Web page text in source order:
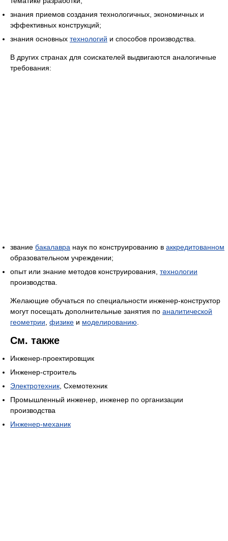
знания приемов создания технологичных, экономичных и
эффективных конструкций;
знания основных технологий и способов производства.
В других странах для соискателей выдвигаются аналогичные
требования:
звание бакалавра наук по конструированию в аккредитованном
образовательном учреждении;
опыт или знание методов конструирования, технологии
производства.
Желающие обучаться по специальности инженер-конструктор
могут посещать дополнительные занятия по аналитической
геометрии, физике и моделированию.
См. также
Инженер-проектировщик
Инженер-строитель
Электротехник, Схемотехник
Промышленный инженер, инженер по организации
производства
Инженер-механик